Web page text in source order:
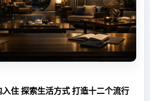
入住 探索生活方式 打造十二个流行